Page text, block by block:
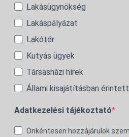
Lakásügynökség
Lakáspályázat
Lakótér
Kutyás ügyek
Társasházi hírek
Állami kisajátításban
Adatkezelési tájékoztató
Önkéntesen hozzájárulok